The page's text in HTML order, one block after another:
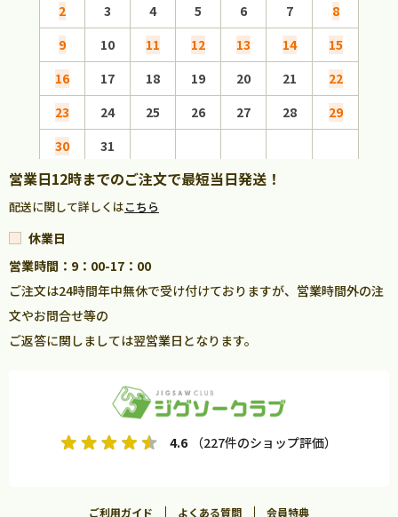
2
3 4 5 6 7
8
9
10 11 12 13 14
15
16
17 18 19 20 21
22
23
24 25 26 27 28
29
30
31
営業日12時までのご注文で最短当日発送！
配送に関して詳しくはこちら
休業日
営業時間：9：00-17：00
ご注文は24時間年中無休で受け付けておりますが、営業時間外の注
文やお問合せ等の
ご返答に関しましては翌営業日となります。
4.6 （227件のショップ評価）
ご利用ガイド よくある質問 会員特典